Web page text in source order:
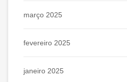
março 2025
fevereiro 2025
janeiro 2025